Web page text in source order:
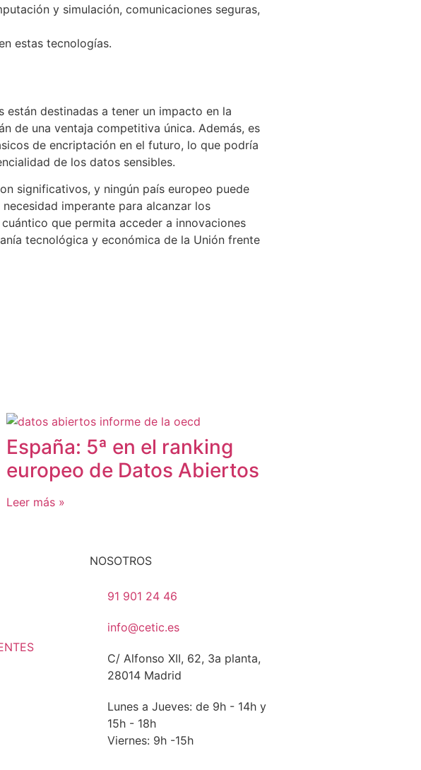
y simulación, comunicaciones seguras,
estas tecnologías.
están destinadas a tener un impacto en la
de una ventaja competitiva única. Además, es
de encriptación en el futuro, lo que podría
de los datos sensibles.
significativos, y ningún país europeo puede
imperante para alcanzar los
que permita acceder a innovaciones
tecnológica y económica de la Unión frente
España: 5ª en el ranking
europeo de Datos Abiertos
Leer más »
NOSOTROS
91 901 24 46
info@cetic.es
C/ Alfonso XII, 62, 3a planta,
28014 Madrid
Lunes a Jueves: de 9h - 14h y
15h - 18h
Viernes: 9h -15h